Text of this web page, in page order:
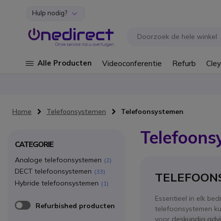
Ga naar de inhoud
Hulp nodig?
Alle Producten Videoconferentie Refurb
Home Telefoonsystemen Telefoonsystemen
Essentieel in elk
telefoonsystemen
voor deskundig
CATEGORIE
Analoge telefoonsystemen 2
DECT telefoonsystemen 33
Hybride telefoonsystemen 1
Refurbished producten